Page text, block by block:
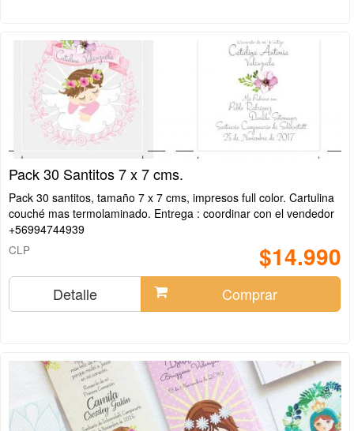
Pack 30 Santitos 7 x 7 cms.
Pack 30 santitos, tamaño 7 x 7 cms, impresos full color. Cartulina
couché mas termolaminado. Entrega : coordinar con el vendedor
+56994744939
$14.990
CLP
Detalle Comprar